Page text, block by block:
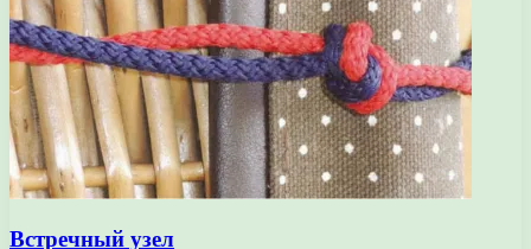
Встречный узел